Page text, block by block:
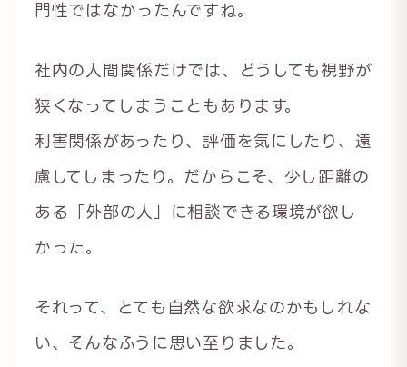
門性ではなかったんですね。
社内の人間関係だけでは、どうしても視野が
狭くなってしまうこともあります。
利害関係があったり、評価を気にしたり、遠
慮してしまったり。だからこそ、少し距離の
ある「外部の人」に相談できる環境が欲し
かった。
それって、とても自然な欲求なのかもしれな
い、そんなふうに思い至りました。